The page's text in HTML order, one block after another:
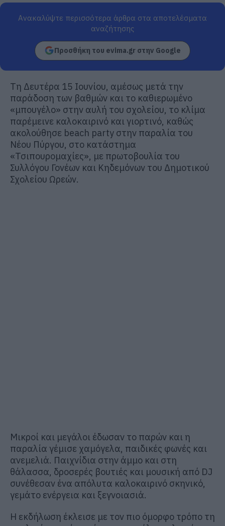
Ανακαλύψτε περισσότερα άρθρα στα αποτελέσματα
αναζήτησης
Προσθήκη του evima.gr στην Google
Τη Δευτέρα 15 Ιουνίου, αμέσως μετά την
παράδοση των βαθμών και το καθιερωμένο
«μπουγέλο» στην αυλή του σχολείου, το κλίμα
παρέμεινε καλοκαιρινό και γιορτινό, καθώς
ακολούθησε beach party στην παραλία του
Νέου Πύργου, στο κατάστημα
«Τσιπουρομαχίες», με πρωτοβουλία του
Συλλόγου Γονέων και Κηδεμόνων του Δημοτικού
Σχολείου Ωρεών.
Μικροί και μεγάλοι έδωσαν το παρών και η
παραλία γέμισε χαμόγελα, παιδικές φωνές και
ανεμελιά. Παιχνίδια στην άμμο και στη
θάλασσα, δροσερές βουτιές και μουσική από DJ
συνέθεσαν ένα απόλυτα καλοκαιρινό σκηνικό,
γεμάτο ενέργεια και ξεγνοιασιά.
Η εκδήλωση έκλεισε με τον πιο όμορφο τρόπο τη